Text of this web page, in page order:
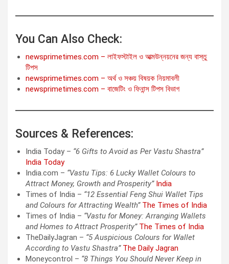
You Can Also Check:
newsprimetimes.com – লাইফস্টাইল ও আত্মউন্নয়নের জন্য বাস্তু
টিপস
newsprimetimes.com – অর্থ ও সঞ্চয় বিষয়ক নিয়মাবলী
newsprimetimes.com – বাজেটিং ও ফিনান্স টিপস বিভাগ
Sources & References:
India Today – “6 Gifts to Avoid as Per Vastu Shastra”
India Today
India.com – “Vastu Tips: 6 Lucky Wallet Colours to
Attract Money, Growth and Prosperity” India
Times of India – “12 Essential Feng Shui Wallet Tips
and Colours for Attracting Wealth” The Times of India
Times of India – “Vastu for Money: Arranging Wallets
and Homes to Attract Prosperity” The Times of India
TheDailyJagran – “5 Auspicious Colours for Wallet
According to Vastu Shastra” The Daily Jagran
Moneycontrol – “8 Things You Should Never Keep in